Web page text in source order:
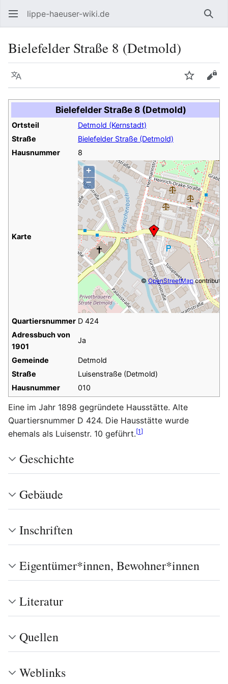
lippe-haeuser-wiki.de
Bielefelder Straße 8 (Detmold)
Sprache
Bielefelder Straße 8 (Detmold)
Ortsteil
Detmold (Kernstadt)
Straße
Bielefelder Straße (Detmold)
Hausnummer
8
Karte
+
−
©OpenStreetMap
Quartiersnummer D 424
Adressbuch von
1901
Ja
Gemeinde
Detmold
Straße
Luisenstraße (Detmold)
Hausnummer
010
Eine im Jahr 1898 gegründete Hausstätte. Alte
Quartiersnummer D 424. Die Hausstätte wurde
ehemals als Luisenstr. 10 geführt.[1]
Geschichte
Gebäude
Inschriften
Eigentümer*innen, Bewohner*innen
Literatur
Quellen
Weblinks